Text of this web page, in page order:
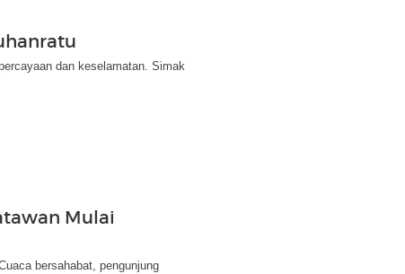
dan keselamatan. Simak
Mulai
bersahabat, pengunjung